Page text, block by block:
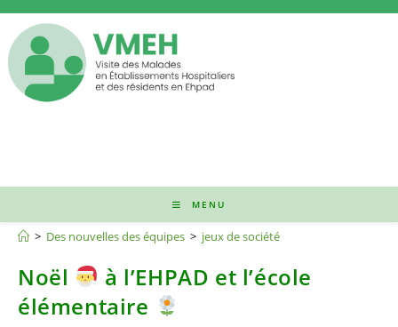
Skip
content
MENU
jeux de société
> Des nouvelles des équipes > jeux de société
Noël
à l’EHPAD et l’école
élémentaire